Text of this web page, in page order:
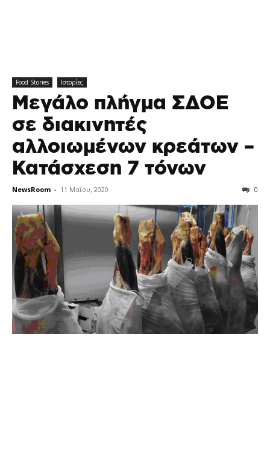
Food Stories Ιστορίες
Μεγάλο πλήγμα ΣΔΟΕ
σε διακινητές
αλλοιωμένων κρεάτων –
Κατάσχεση 7 τόνων
NewsRoom - 11 Μαΐου, 2020 0